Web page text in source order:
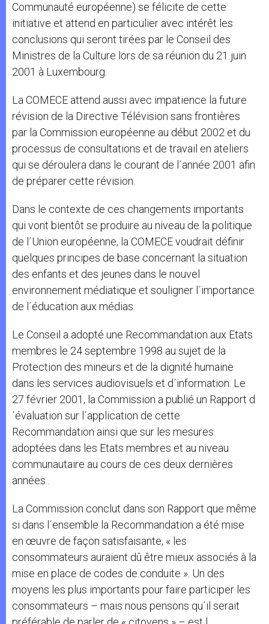
Communauté européenne) se félicite de cette
initiative et attend en particulier avec intérêt les
conclusions qui seront tirées par le Conseil des
Ministres de la Culture lors de sa réunion du 21 juin
2001 à Luxembourg.
La COMECE attend aussi avec impatience la future
révision de la Directive Télévision sans frontières
par la Commission européenne au début 2002 et du
processus de consultations et de travail en ateliers
qui se déroulera dans le courant de l´année 2001 afin
de préparer cette révision.
Dans le contexte de ces changements importants
qui vont bientôt se produire au niveau de la politique
de l´Union européenne, la COMECE voudrait définir
quelques principes de base concernant la situation
des enfants et des jeunes dans le nouvel
environnement médiatique et souligner l´importance
de l´éducation aux médias.
Le Conseil a adopté une Recommandation aux Etats
membres le 24 septembre 1998 au sujet de la
Protection des mineurs et de la dignité humaine
dans les services audiovisuels et d´information. Le
27 février 2001, la Commission a publié un Rapport d
´évaluation sur l´application de cette
Recommandation ainsi que sur les mesures
adoptées dans les Etats membres et au niveau
communautaire au cours de ces deux dernières
années .
La Commission conclut dans son Rapport que même
si dans l´ensemble la Recommandation a été mise
en œuvre de façon satisfaisante, « les
consommateurs auraient dû être mieux associés à la
mise en place de codes de conduite ». Un des
moyens les plus importants pour faire participer les
consommateurs – mais nous pensons qu´il serait